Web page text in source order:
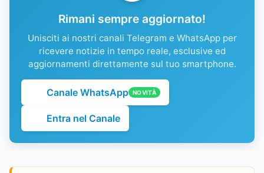
Rimani sempre aggiornato!
Unisciti ai nostri canali Telegram e WhatsApp per
ricevere notizie in tempo reale, esclusive ed
aggiornamenti direttamente sul tuo smartphone.
Canale WhatsApp NOVITÀ
Entra nel Canale